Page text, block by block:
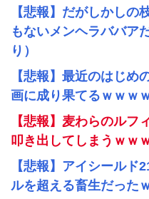
【悲報】だがしかしの
もないメンヘラババア
り）
【悲報】最近のはじめ
画に成り果てるｗｗｗ
【悲報】麦わらのルフ
叩き出してしまうｗｗ
【悲報】アイシールド
ルを超える畜生だった